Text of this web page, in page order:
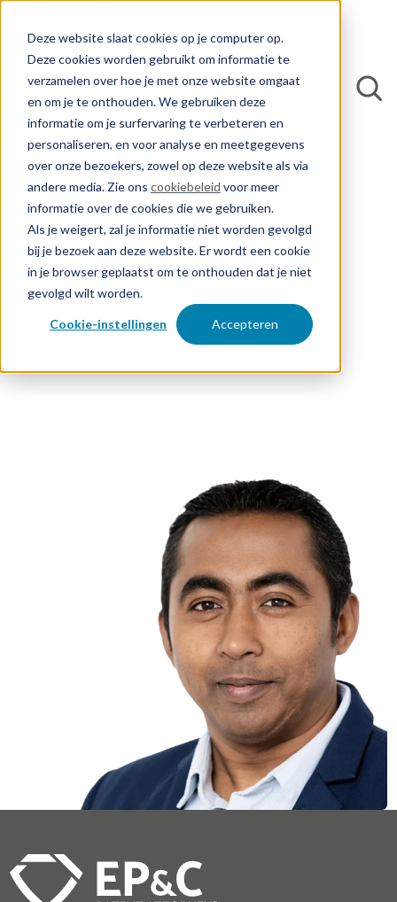
Deze website slaat cookies op je computer op.
Deze cookies worden gebruikt om informatie te
verzamelen over hoe je met onze website omgaat
en om je te onthouden. We gebruiken deze
informatie om je surfervaring te verbeteren en
personaliseren, en voor analyse en meetgegevens
over onze bezoekers, zowel op deze website als via
andere media. Zie ons cookiebeleid voor meer
informatie over de cookies die we gebruiken.
Als je weigert, zal je informatie niet worden gevolgd
bij je bezoek aan deze website. Er wordt een cookie
in je browser geplaatst om te onthouden dat je niet
gevolgd wilt worden.
Cookie-instellingen Accepteren
Jeethendra Shewdat
Application Manager
jeethendra.shewdat@epc.nl
+31 70 414 54 18